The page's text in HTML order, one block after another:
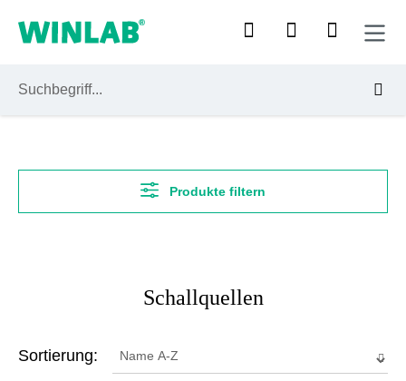
Produkte filtern
Schallquellen
Sortierung: